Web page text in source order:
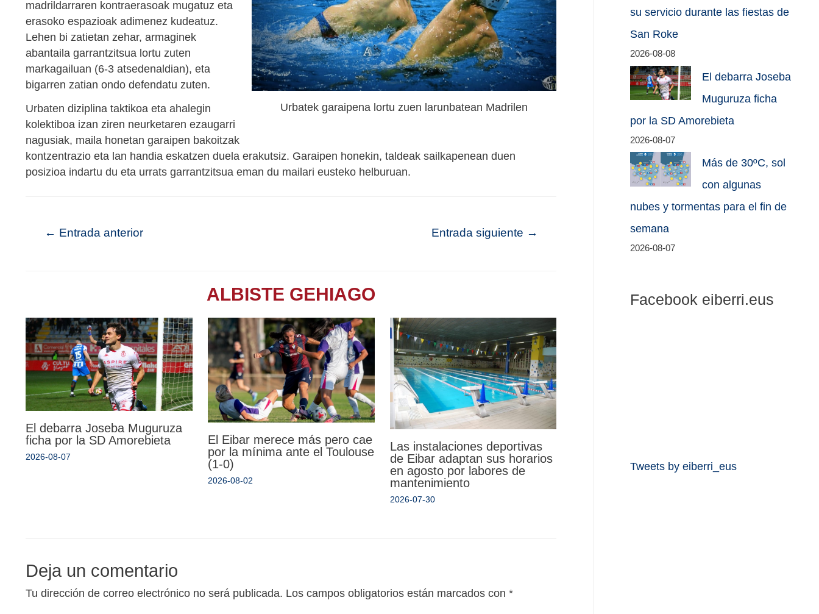
Urbatek garaipena lortu zuen larunbatean Madrilen
madrildarraren kontraerasoak mugatuz eta
erasoko espazioak adimenez kudeatuz.
Lehen bi zatietan zehar, armaginek
abantaila garrantzitsua lortu zuten
markagailuan (6-3 atsedenaldian), eta
bigarren zatian ondo defendatu zuten.
Urbaten diziplina taktikoa eta ahalegin
kolektiboa izan ziren neurketaren ezaugarri
nagusiak, maila honetan garaipen bakoitzak
kontzentrazio eta lan handia eskatzen duela erakutsiz. Garaipen honekin, taldeak sailkapenean duen
posizioa indartu du eta urrats garrantzitsua eman du mailari eusteko helburuan.
← Entrada anterior Entrada siguiente →
ALBISTE GEHIAGO
El debarra Joseba Muguruza
ficha por la SD Amorebieta
2026-08-07
El Eibar merece más pero cae
por la mínima ante el Toulouse
(1-0)
2026-08-02
Las instalaciones deportivas
de Eibar adaptan sus horarios
en agosto por labores de
mantenimiento
2026-07-30
Deja un comentario
Tu dirección de correo electrónico no será publicada. Los campos obligatorios están marcados con *
su servicio durante las fiestas de
San Roke
2026-08-08
El debarra Joseba
Muguruza ficha
por la SD Amorebieta
2026-08-07
Más de 30ºC, sol
con algunas
nubes y tormentas para el fin de
semana
2026-08-07
Facebook eiberri.eus
Tweets by eiberri_eus